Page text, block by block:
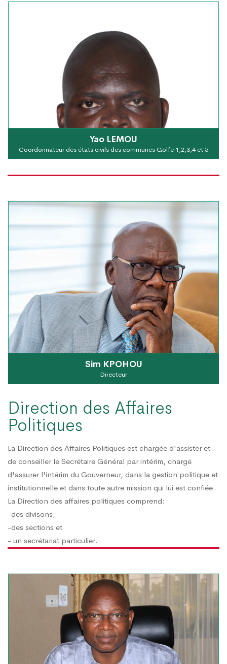
Yao LEMOU
Coordonnateur des états civils des communes Golfe 1,2,3,4 et 5
Sim KPOHOU
Directeur
Direction des Affaires
Politiques
La Direction des Affaires Politiques est chargée d'assister et
de conseiller le Secrétaire Général par intérim, chargé
d'assurer l'intérim du Gouverneur, dans la gestion politique et
institutionnelle et dans toute autre mission qui lui est confiée.
La Direction des affaires politiques comprend:
-des divisons,
-des sections et
- un secrétariat particulier.